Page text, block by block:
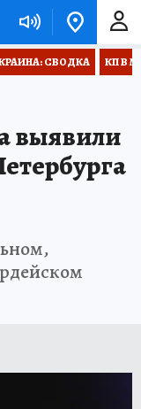
СВОДКА КП В
выявили